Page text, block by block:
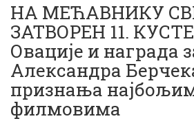
НА МЕЋАВНИКУ
ЗАТВОРЕН 11.
Овације и награда
Александра
признања
филмовима